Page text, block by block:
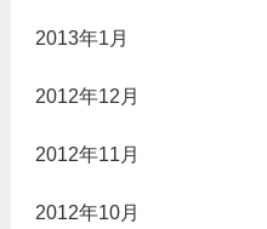
2013年1月
2012年12月
2012年11月
2012年10月